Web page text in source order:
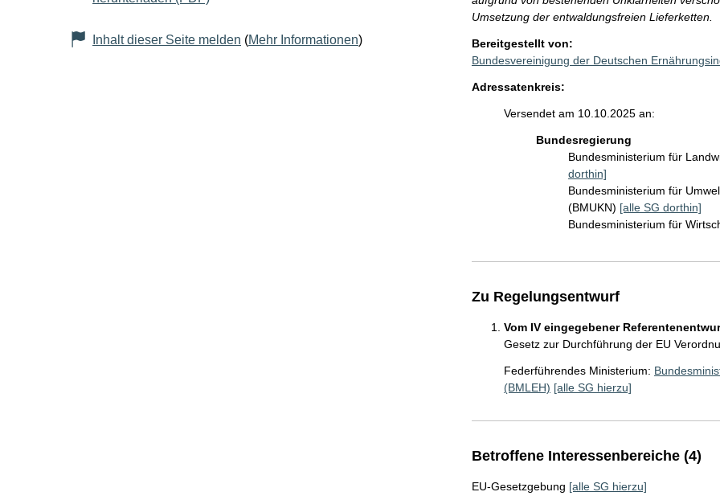
Inhalt dieser Seite melden (Mehr Informationen)
Umsetzung der entwaldungsfreien Lieferketten.
Bereitgestellt von:
Bundesvereinigung der Deutschen
Adressatenkreis:
Versendet am 10.10.2025 an:
Bundesregierung
Bundesministerium für
dorthin]
Bundesministerium für
(BMUKN) [alle SG dorthin]
Bundesministerium für
Zu Regelungsentwurf
Vom IV eingegebener
Gesetz zur Durchführung der EU
Federführendes Ministerium:
(BMLEH) [alle SG hierzu]
Betroffene Interessenbereiche (4)
EU-Gesetzgebung [alle SG hierzu]